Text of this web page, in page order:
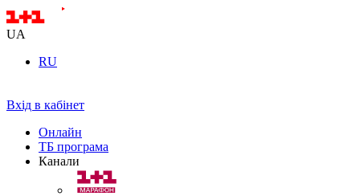
UA
RU
Вхід в кабінет
Онлайн
ТБ програма
Канали